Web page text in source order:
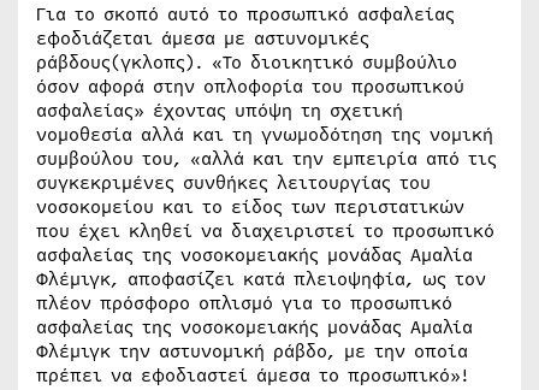
Για το σκοπό αυτό το προσωπικό ασφαλείας
εφοδιάζεται άμεσα με αστυνομικές
ράβδους(γκλοπς). «Το διοικητικό συμβούλιο
όσον αφορά στην οπλοφορία του προσωπικού
ασφαλείας» έχοντας υπόψη τη σχετική
νομοθεσία αλλά και τη γνωμοδότηση της νομική
συμβούλου του, «αλλά και την εμπειρία από τις
συγκεκριμένες συνθήκες λειτουργίας του
νοσοκομείου και το είδος των περιστατικών
που έχει κληθεί να διαχειριστεί το προσωπικό
ασφαλείας της νοσοκομειακής μονάδας Αμαλία
Φλέμιγκ, αποφασίζει κατά πλειοψηφία, ως τον
πλέον πρόσφορο οπλισμό για το προσωπικό
ασφαλείας της νοσοκομειακής μονάδας Αμαλία
Φλέμιγκ την αστυνομική ράβδο, με την οποία
πρέπει να εφοδιαστεί άμεσα το προσωπικό»!